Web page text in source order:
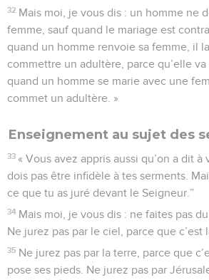
32 Mais moi, je vous dis : un homme ne
femme, sauf quand le mariage est
quand un homme renvoie sa femme, il
commettre un adultère, parce qu’elle va
quand un homme se marie avec une
commet un adultère. »
Enseignement au sujet des
33 « Vous avez appris aussi qu’on a dit à
dois pas être infidèle à tes serments.
ce que tu as juré devant le Seigneur.”
34 Mais moi, je vous dis : ne faites pas
Ne jurez pas par le ciel, parce que c’est
35 Ne jurez pas par la terre, parce que
pose ses pieds. Ne jurez pas par